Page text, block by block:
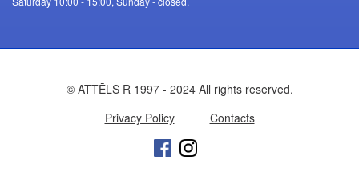
© ATTĒLS R 1997 - 2024 All rights reserved.
Privacy Policy
Contacts